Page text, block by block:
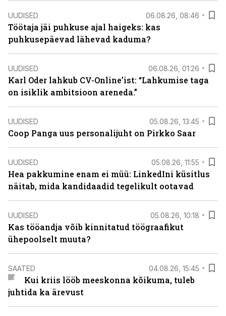
UUDISED 06.08.26, 08:46
Töötaja jäi puhkuse ajal haigeks: kas
puhkusepäevad lähevad kaduma?
UUDISED 06.08.26, 01:26
Karl Oder lahkub CV-Online’ist: “Lahkumise taga
on isiklik ambitsioon areneda.”
UUDISED 05.08.26, 13:45
Coop Panga uus personalijuht on Pirkko Saar
UUDISED 05.08.26, 11:55
Hea pakkumine enam ei müü: LinkedIni küsitlus
näitab, mida kandidaadid tegelikult ootavad
UUDISED 05.08.26, 10:18
Kas tööandja võib kinnitatud töögraafikut
ühepoolselt muuta?
SAATED 04.08.26, 15:45
Kui kriis lööb meeskonna kõikuma, tuleb
juhtida ka ärevust